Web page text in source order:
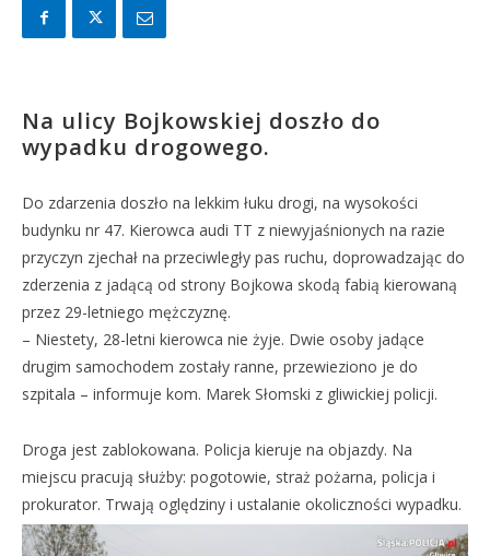
Na ulicy Bojkowskiej doszło do
wypadku drogowego.
Do zdarzenia doszło na lekkim łuku drogi, na wysokości
budynku nr 47. Kierowca audi TT z niewyjaśnionych na razie
przyczyn zjechał na przeciwległy pas ruchu, doprowadzając do
zderzenia z jadącą od strony Bojkowa skodą fabią kierowaną
przez 29-letniego mężczyznę.
– Niestety, 28-letni kierowca nie żyje. Dwie osoby jadące
drugim samochodem zostały ranne, przewieziono je do
szpitala – informuje kom. Marek Słomski z gliwickiej policji.
Droga jest zablokowana. Policja kieruje na objazdy. Na
miejscu pracują służby: pogotowie, straż pożarna, policja i
prokurator. Trwają oględziny i ustalanie okoliczności wypadku.